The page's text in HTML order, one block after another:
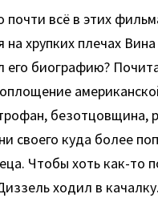
почти всё в этих
на хрупких плечах
его биографию?
безотцовщина,
своего куда более
Чтобы хоть как-то
ходил в